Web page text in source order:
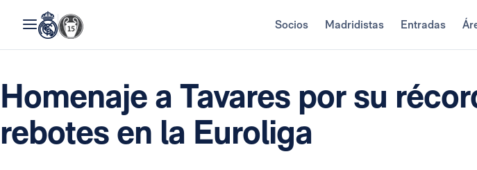
Socios Madridistas Entradas
Homenaje a Tavares por su
rebotes en la Euroliga